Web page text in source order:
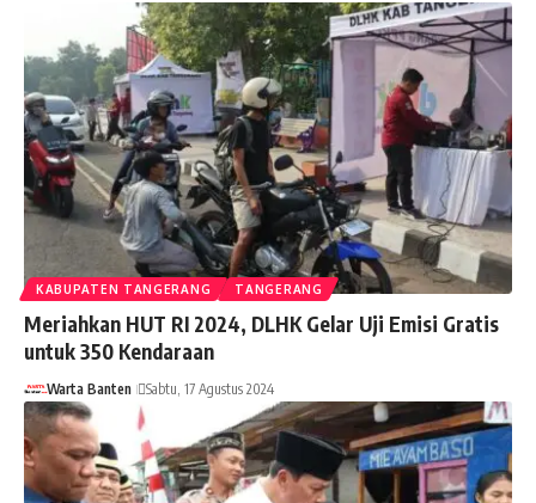
KABUPATEN TANGERANG TANGERANG
Meriahkan HUT RI 2024, DLHK Gelar Uji Emisi Gratis
untuk 350 Kendaraan
Warta Banten Sabtu, 17 Agustus 2024